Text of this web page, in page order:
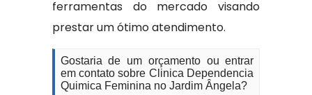
ferramentas do mercado visando
prestar um ótimo atendimento.
Gostaria de um orçamento ou entrar
em contato sobre Clinica Dependencia
Quimica Feminina no Jardim Ângela?